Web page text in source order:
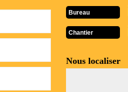
Bureau
Chantier
Nous localiser